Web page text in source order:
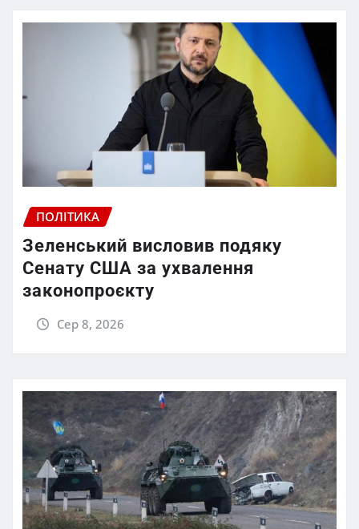
ПОЛІТИКА
Зеленський висловив подяку
Сенату США за ухвалення
законопроєкту
Сер 8, 2026